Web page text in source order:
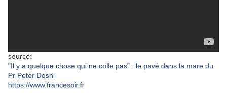
source:
"Il y a quelque chose qui ne colle pas" : le pavé dans la mare du
Pr Peter Doshi
https://www.francesoir.fr